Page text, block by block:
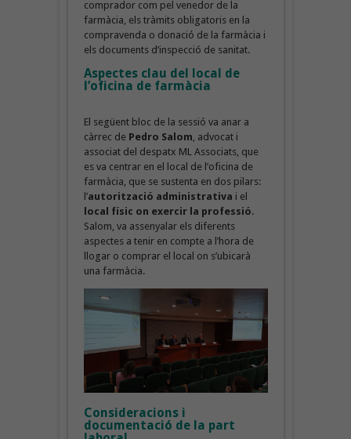
comprador com pel venedor de la
farmàcia, els tràmits obligatoris en la
compravenda o donació de la farmàcia i
els documents d’inspecció de sanitat.
Aspectes clau del local de
l’oficina de farmàcia
El següent bloc de la sessió va anar a
càrrec de Pedro Salom, advocat i
associat del despatx ML Associats, que
es va centrar en el local de l’oficina de
farmàcia, que se sustenta en dos pilars:
l’autorització administrativa i el
local físic on exercir la professió.
Salom, va assenyalar els diferents
aspectes a tenir en compte a l’hora de
llogar o comprar el local on s’ubicarà
una farmàcia.
Consideracions i
documentació de la part